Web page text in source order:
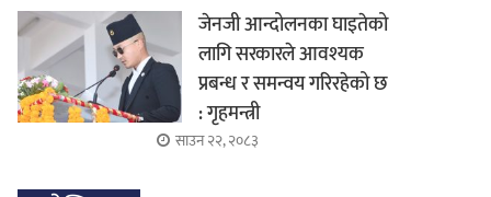
जेनजी आन्दोलनका घाइतेको
लागि सरकारले आवश्यक
प्रबन्ध र समन्वय गरिरहेको छ
: गृहमन्त्री
साउन २२, २०८३